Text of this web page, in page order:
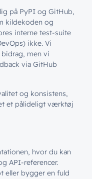
på PyPI og GitHub,
kildekoden og
interne test-suite
ikke. Vi
men vi
via GitHub
og konsistens,
et pålideligt værktøj
hvor du kan
API-referencer.
eller bygger en fuld